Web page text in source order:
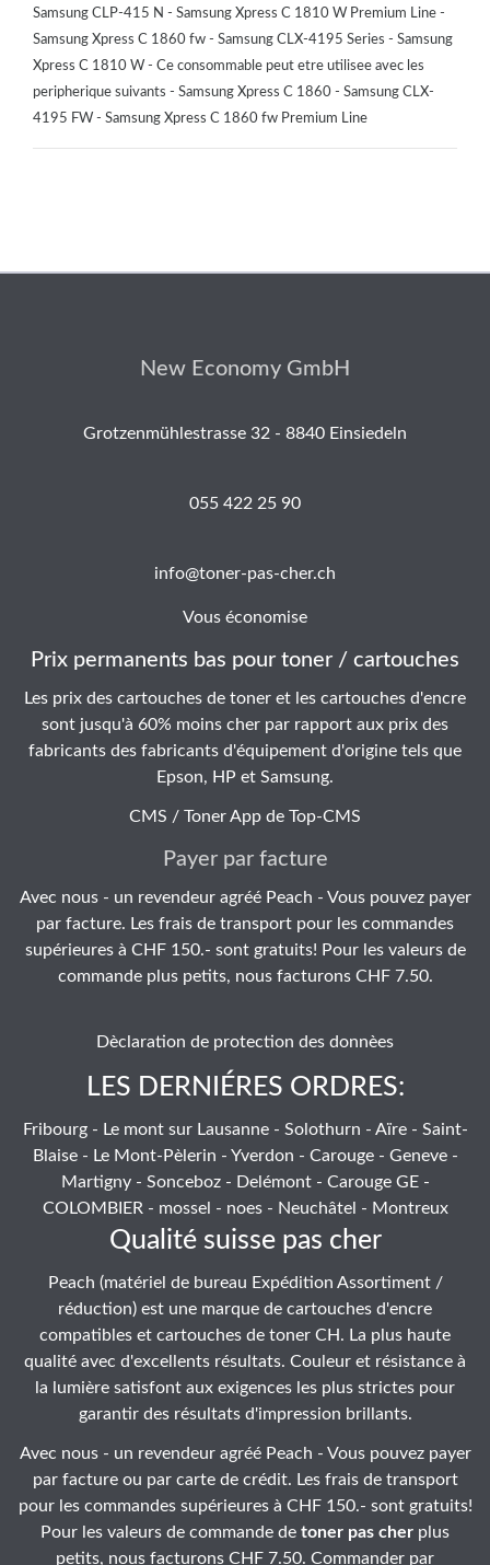
Samsung CLP-415 N - Samsung Xpress C 1810 W Premium Line -
Samsung Xpress C 1860 fw - Samsung CLX-4195 Series - Samsung
Xpress C 1810 W - Ce consommable peut etre utilisee avec les
peripherique suivants - Samsung Xpress C 1860 - Samsung CLX-
4195 FW - Samsung Xpress C 1860 fw Premium Line
New Economy GmbH
Grotzenmühlestrasse 32 - 8840 Einsiedeln
055 422 25 90
info@toner-pas-cher.ch
Vous économise
Prix permanents bas pour toner / cartouches
Les prix des cartouches de toner et les cartouches d'encre
sont jusqu'à 60% moins cher par rapport aux prix des
fabricants des fabricants d'équipement d'origine tels que
Epson, HP et Samsung.
CMS / Toner App de Top-CMS
Payer par facture
Avec nous - un revendeur agréé Peach - Vous pouvez payer
par facture. Les frais de transport pour les commandes
supérieures à CHF 150.- sont gratuits! Pour les valeurs de
commande plus petits, nous facturons CHF 7.50.
Dèclaration de protection des donnèes
LES DERNIÉRES ORDRES:
Fribourg - Le mont sur Lausanne - Solothurn - Aïre - Saint-
Blaise - Le Mont-Pèlerin - Yverdon - Carouge - Geneve -
Martigny - Sonceboz - Delémont - Carouge GE -
COLOMBIER - mossel - noes - Neuchâtel - Montreux
Qualité suisse pas cher
Peach (matériel de bureau Expédition Assortiment /
réduction) est une marque de cartouches d'encre
compatibles et cartouches de toner CH. La plus haute
qualité avec d'excellents résultats. Couleur et résistance à
la lumière satisfont aux exigences les plus strictes pour
garantir des résultats d'impression brillants.
Avec nous - un revendeur agréé Peach - Vous pouvez payer
par facture ou par carte de crédit. Les frais de transport
pour les commandes supérieures à CHF 150.- sont gratuits!
Pour les valeurs de commande de toner pas cher plus
petits, nous facturons CHF 7.50. Commander par